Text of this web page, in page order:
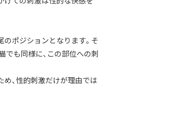
のポジションとなります。そ
でも同様に、この部位への刺
、性的刺激だけが理由では